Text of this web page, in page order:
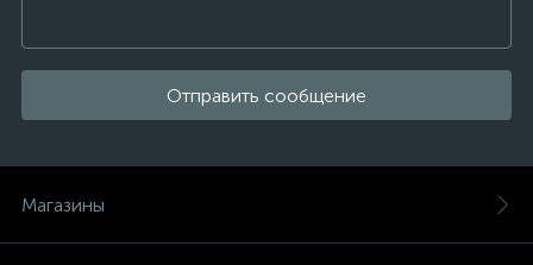
Отправить сообщение
Магазины